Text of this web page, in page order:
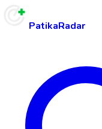
PatikaRadar